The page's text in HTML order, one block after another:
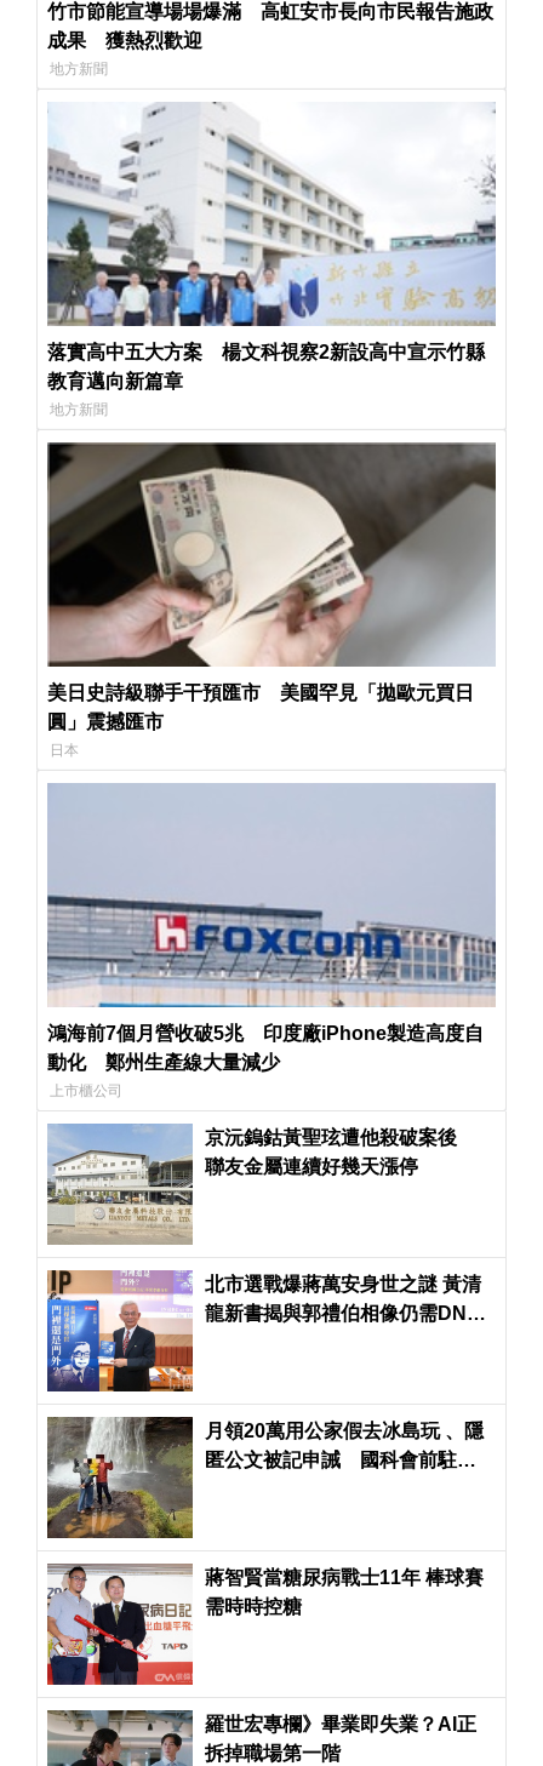
竹市節能宣導場場爆滿 高虹安市長向市民報告施政
成果 獲熱烈歡迎
地方新聞
落實高中五大方案 楊文科視察2新設高中宣示竹縣
教育邁向新篇章
地方新聞
美日史詩級聯手干預匯市 美國罕見「拋歐元買日
圓」震撼匯市
日本
鴻海前7個月營收破5兆 印度廠iPhone製造高度自
動化 鄭州生產線大量減少
上市櫃公司
京沅鎢鈷黃聖玹遭他殺破案後
聯友金屬連續好幾天漲停
北市選戰爆蔣萬安身世之謎 黃清
龍新書揭與郭禮伯相像仍需DNA
月領20萬用公家假去冰島玩 、隱
匿公文被記申誡 國科會前駐捷
蔣智賢當糖尿病戰士11年 棒球賽
需時時控糖
羅世宏專欄》畢業即失業？AI正
拆掉職場第一階